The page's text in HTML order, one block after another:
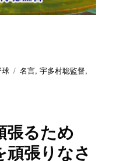
らないといけない」／
タ
名言,宇多村聡監督,
張るため
頑張りなさ